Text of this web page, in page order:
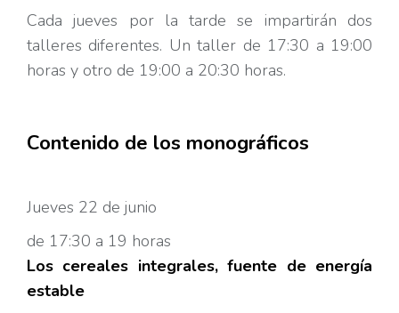
Cada jueves por la tarde se impartirán dos
talleres diferentes. Un taller de 17:30 a 19:00
horas y otro de 19:00 a 20:30 horas.
Contenido de los monográficos
Jueves 22 de junio
de 17:30 a 19 horas
Los cereales integrales, fuente de energía
estable